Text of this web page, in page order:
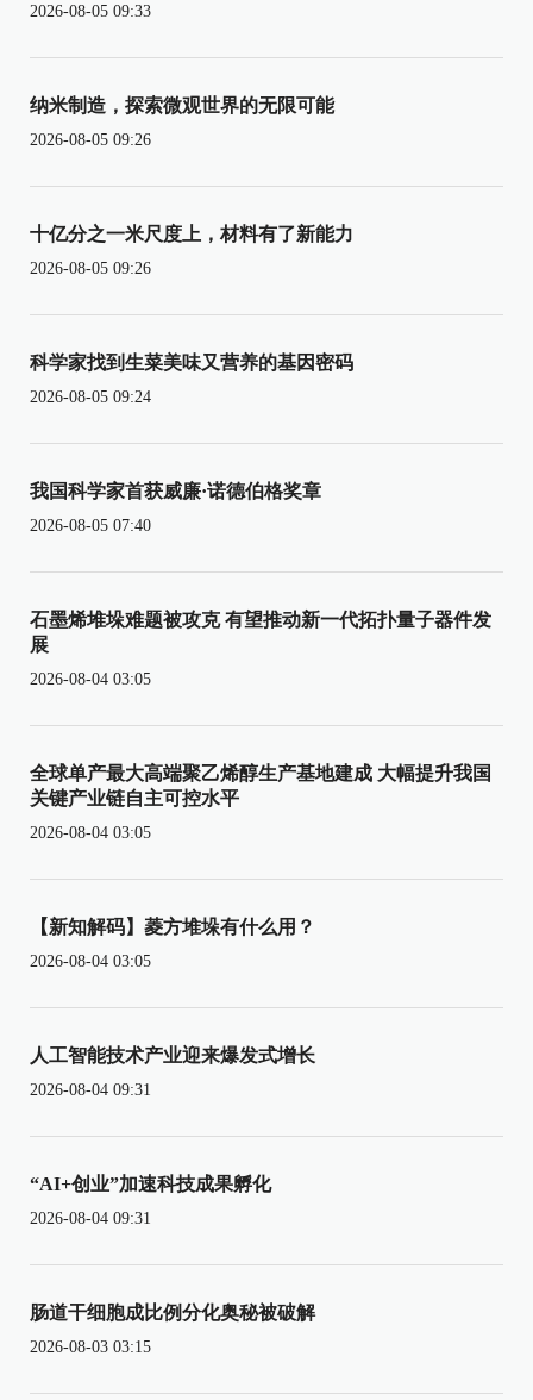
2026-08-05 09:33
纳米制造，探索微观世界的无限可能
2026-08-05 09:26
十亿分之一米尺度上，材料有了新能力
2026-08-05 09:26
科学家找到生菜美味又营养的基因密码
2026-08-05 09:24
我国科学家首获威廉·诺德伯格奖章
2026-08-05 07:40
石墨烯堆垛难题被攻克 有望推动新一代拓扑量子器件发
展
2026-08-04 03:05
全球单产最大高端聚乙烯醇生产基地建成 大幅提升我国
关键产业链自主可控水平
2026-08-04 03:05
【新知解码】菱方堆垛有什么用？
2026-08-04 03:05
人工智能技术产业迎来爆发式增长
2026-08-04 09:31
“AI+创业”加速科技成果孵化
2026-08-04 09:31
肠道干细胞成比例分化奥秘被破解
2026-08-03 03:15